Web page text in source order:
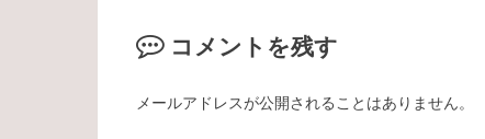
コメントを残す
メールアドレスが公開されることはありません。